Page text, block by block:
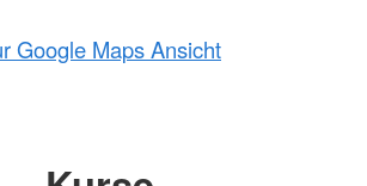
Google Maps Ansicht